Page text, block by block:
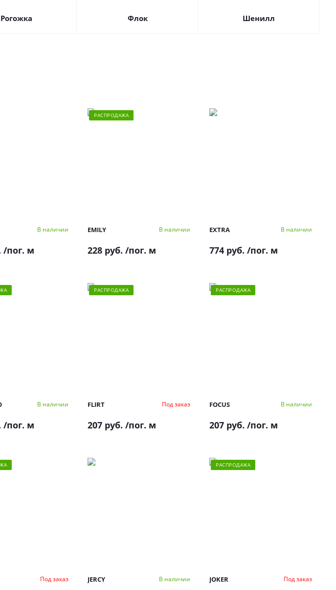
Рогожка Флок Шенилл
В наличии
/пог. м
РАСПРОДАЖА
EMILY В наличии
228 руб. /пог. м
EXTRA В наличии
774 руб. /пог. м
В наличии
/пог. м
РАСПРОДАЖА
FLIRT Под заказ
207 руб. /пог. м
РАСПРОДАЖА
FOCUS В наличии
207 руб. /пог. м
Под заказ JERCY В наличии
РАСПРОДАЖА
JOKER Под заказ